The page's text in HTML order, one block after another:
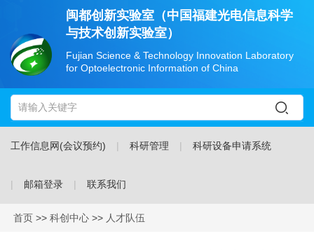
闽都创新实验室（中国福建光电信息科学
与技术创新实验室）
Fujian Science & Technology Innovation Laboratory
for Optoelectronic Information of China
工作信息网(会议预约) 科研管理 科研设备申请系统
邮箱登录 联系我们
首页 >> 科创中心 >> 人才队伍